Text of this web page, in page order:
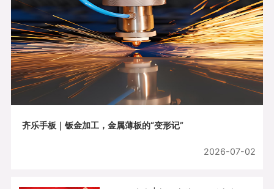
齐乐手板｜钣金加工，金属薄板的“变形记”
2026-07-02